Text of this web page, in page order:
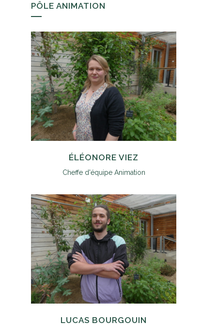
PÔLE ANIMATION
ÉLÉONORE VIEZ
Cheffe d'équipe Animation
LUCAS BOURGOUIN